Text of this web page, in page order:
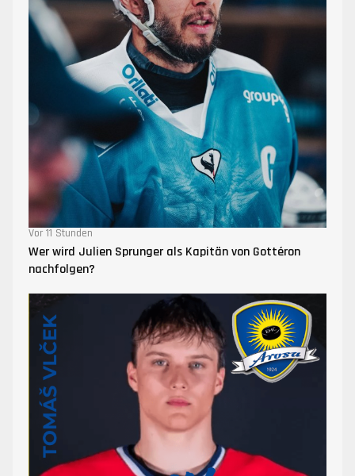
Vor 11 Stunden
Wer wird Julien Sprunger als Kapitän von Gottéron
nachfolgen?